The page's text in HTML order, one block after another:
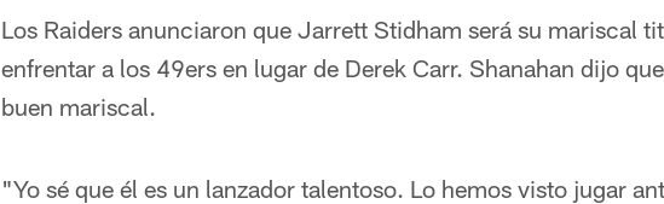
Los Raiders anunciaron que Jarrett Stidham será su mariscal
enfrentar a los 49ers en lugar de Derek Carr. Shanahan dijo
buen mariscal.
"Yo sé que él es un lanzador talentoso. Lo hemos visto jugar